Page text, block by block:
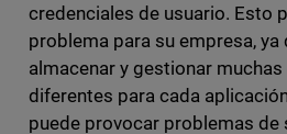
credenciales de usuario. Esto
problema para su empresa, ya
almacenar y gestionar
diferentes para cada
puede provocar problemas de